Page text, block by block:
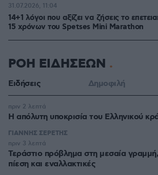
14+1 λόγοι που αξίζει να ζήσεις το
15 χρόνων του Spetses Mini Marathon
31.07.2026, 11:04
ΡΟΗ ΕΙΔΗΣΕΩΝ
Ειδήσεις Δημοφιλή
Η απόλυτη υποκρισία του Ελληνικού
πριν 2 λεπτά
ΓΙΑΝΝΗΣ ΣΕΡΕΤΗΣ
Τεράστιο πρόβλημα στη μεσαία
πίεση και εναλλακτικές
πριν 3 λεπτά